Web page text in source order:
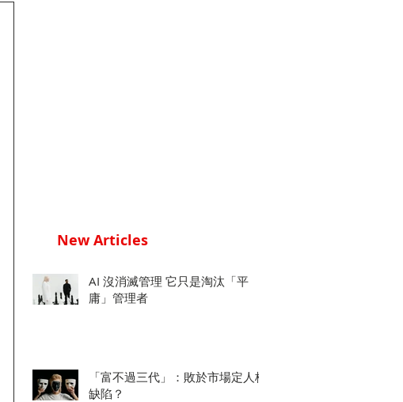
New Articles
AI 沒消滅管理 它只是淘汰「平
庸」管理者
「富不過三代」：敗於市場定人格
缺陷？